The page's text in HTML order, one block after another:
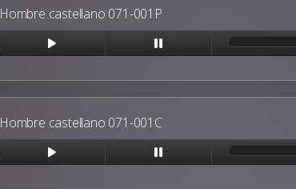
Hombre castellano 071-001P
Hombre castellano 071-001C